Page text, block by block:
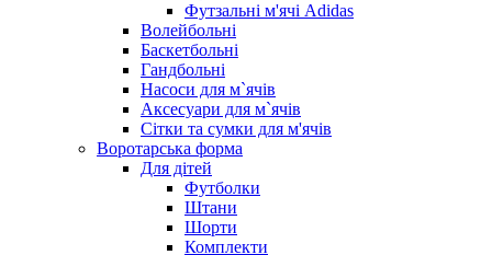
Футзальні м'ячі Adidas
Волейбольні
Баскетбольні
Гандбольні
Насоси для м`ячів
Аксесуари для м`ячів
Сітки та сумки для м'ячів
Воротарська форма
Для дітей
Футболки
Штани
Шорти
Комплекти